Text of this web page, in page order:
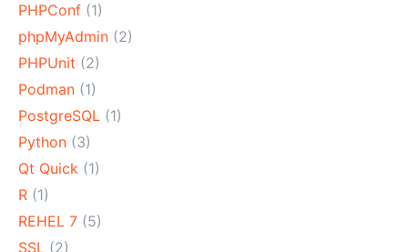
PHPConf (1)
phpMyAdmin (2)
PHPUnit (2)
Podman (1)
PostgreSQL (1)
Python (3)
Qt Quick (1)
R (1)
REHEL 7 (5)
SSL (2)